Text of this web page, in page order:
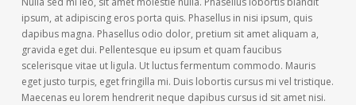
ipsum, at adipiscing eros porta quis. Phasellus in nisi ipsum, quis
dapibus magna. Phasellus odio dolor, pretium sit amet aliquam a,
gravida eget dui. Pellentesque eu ipsum et quam faucibus
scelerisque vitae ut ligula. Ut luctus fermentum commodo. Mauris
eget justo turpis, eget fringilla mi. Duis lobortis cursus mi vel tristique.
Maecenas eu lorem hendrerit neque dapibus cursus id sit amet nisi.